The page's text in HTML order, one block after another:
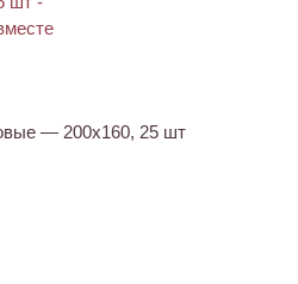
— 200х160, 25 шт